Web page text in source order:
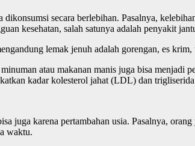
secara berlebihan. Pasalnya,
kesehatan, salah satunya adalah penyakit
lemak jenuh adalah gorengan, es
atau makanan manis juga bisa
kadar kolesterol jahat (LDL) dan
juga karena pertambahan usia. Pasalnya,
waktu.